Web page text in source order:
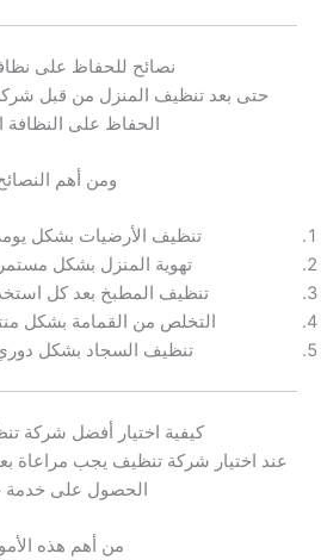
نصائح للحفاظ على
حتى بعد تنظيف المنزل من قبل
الحفاظ على النظافة
ومن أهم
تنظيف الأرضيات بشكل
تهوية المنزل بشكل
تنظيف المطبخ بعد كل
التخلص من القمامة بشكل
تنظيف السجاد بشكل
كيفية اختيار أفضل شركة
عند اختيار شركة تنظيف يجب مراعاة
الحصول على خدمة
من أهم هذه